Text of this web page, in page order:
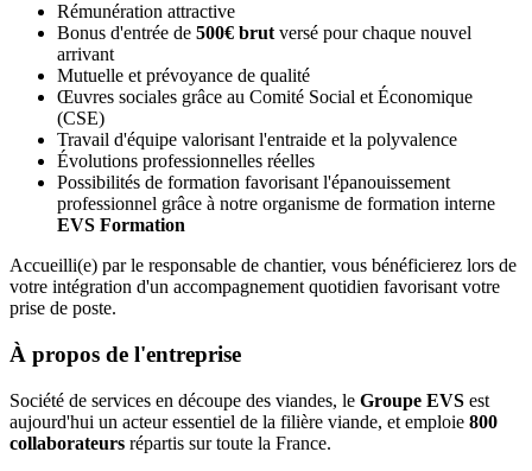
Rémunération attractive
Bonus d'entrée de 500€ brut versé pour chaque nouvel
arrivant
Mutuelle et prévoyance de qualité
Œuvres sociales grâce au Comité Social et Économique
(CSE)
Travail d'équipe valorisant l'entraide et la polyvalence
Évolutions professionnelles réelles
Possibilités de formation favorisant l'épanouissement
professionnel grâce à notre organisme de formation interne
EVS Formation
Accueilli(e) par le responsable de chantier, vous bénéficierez lors de
votre intégration d'un accompagnement quotidien favorisant votre
prise de poste.
À propos de l'entreprise
Société de services en découpe des viandes, le Groupe EVS est
aujourd'hui un acteur essentiel de la filière viande, et emploie 800
collaborateurs répartis sur toute la France.